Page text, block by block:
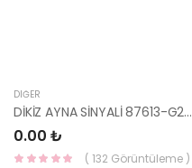
DIĞER
DİKİZ AYNA SİNYALİ 87613-G2000-HMC
0.00 ₺
( 132 Görüntüleme )